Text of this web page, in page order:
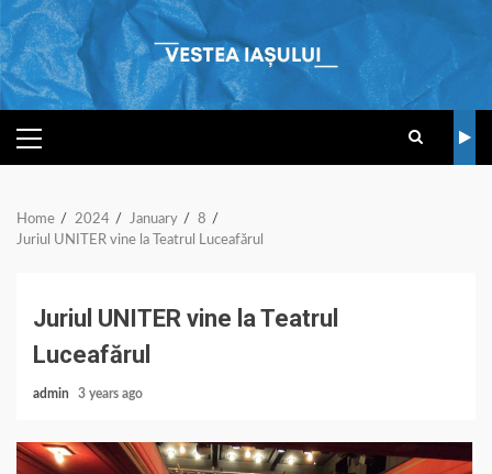
Skip
to
content
PRIMARY
MENU
Home 2024 January
8
Juriul UNITER vine la Teatrul Luceafărul
Juriul UNITER vine la Teatrul
Luceafărul
admin 3 years ago